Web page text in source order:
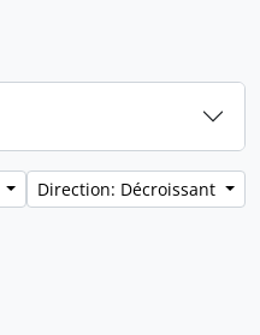
Direction: Décroissant